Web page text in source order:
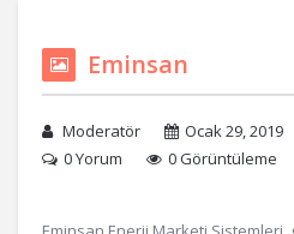
Eminsan
Moderatör Ocak 29, 2019
0 Yorum
0 Görüntüleme